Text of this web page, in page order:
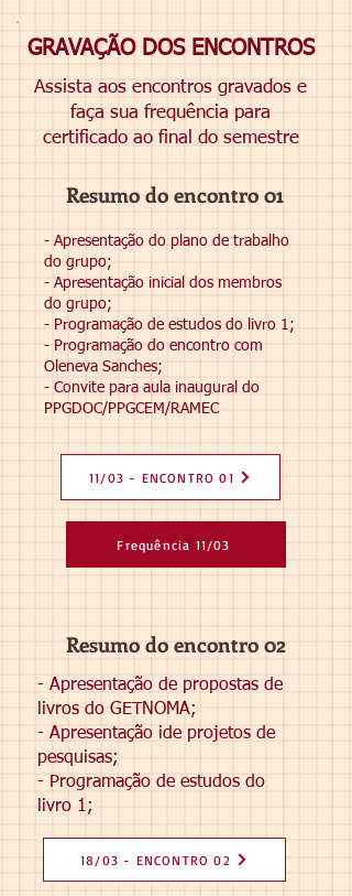
GRAVAÇÃO DOS ENCONTROS
Assista aos encontros gravados e
faça sua frequência para
certificado ao final do semestre
Resumo do encontro 01
- Apresentação do plano de trabalho
do grupo;
- Apresentação inicial dos membros
do grupo;
- Programação de estudos do livro 1;
- Programação do encontro com
Oleneva Sanches;
- Convite para aula inaugural do
PPGDOC/PPGCEM/RAMEC
11/03 - ENCONTRO 01
Frequência 11/03
Resumo do encontro 02
- Apresentação de propostas de
livros do GETNOMA;
- Apresentação ide projetos de
pesquisas;
- Programação de estudos do
livro 1;
18/03 - ENCONTRO 02